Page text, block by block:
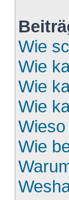
Wie
Wie
Wie
Wie
Wie